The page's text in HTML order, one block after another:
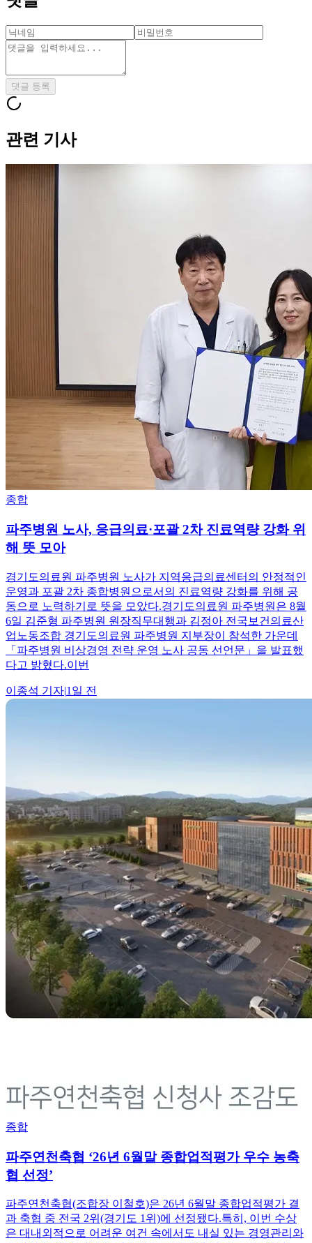
댓글 등록
관련 기사
종합
파주병원 노사, 응급의료·포괄 2차 진료역량 강화 위
해 뜻 모아
경기도의료원 파주병원 노사가 지역응급의료센터의 안정적인
운영과 포괄 2차 종합병원으로서의 진료역량 강화를 위해 공
동으로 노력하기로 뜻을 모았다.경기도의료원 파주병원은 8월
6일 김준형 파주병원 원장직무대행과 김정아 전국보건의료산
업노동조합 경기도의료원 파주병원 지부장이 참석한 가운데
「파주병원 비상경영 전략 운영 노사 공동 선언문」을 발표했
다고 밝혔다.이번
이종석 기자|1일 전
종합
파주연천축협 ‘26년 6월말 종합업적평가 우수 농축
협 선정’
파주연천축협(조합장 이철호)은 26년 6월말 종합업적평가 결
과 축협 중 전국 2위(경기도 1위)에 선정됐다.특히, 이번 수상
은 대내외적으로 어려운 여건 속에서도 내실 있는 경영관리와